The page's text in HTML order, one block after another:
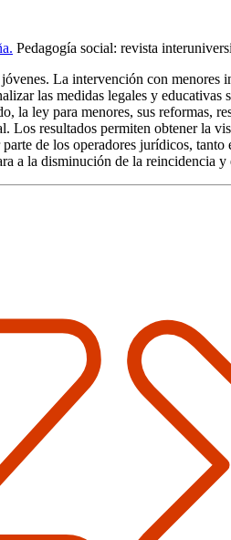
Pedagogía social: revista
La intervención con menores
las medidas legales y educativas
la ley para menores, sus reformas,
resultados permiten obtener la
de los operadores jurídicos,
a la disminución de la reincidencia